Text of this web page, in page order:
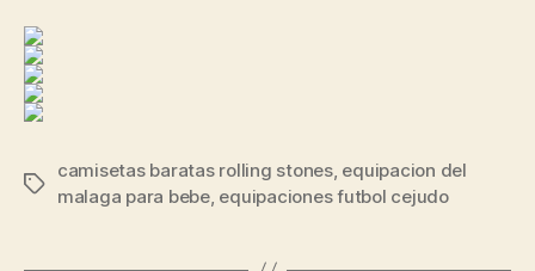
Etiquetas
camisetas baratas rolling stones, equipacion del
malaga para bebe, equipaciones futbol cejudo